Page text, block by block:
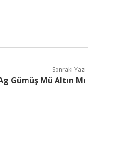
Sonraki Yazı
Gümüş Mü Altın Mı